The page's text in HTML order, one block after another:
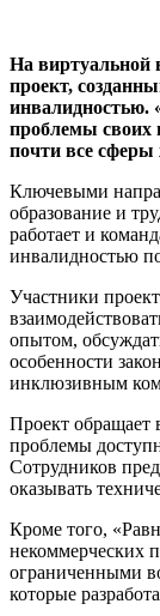
На виртуальной
проект,
инвалидностью.
проблемы своих
почти все
Ключевыми
образование и
работает и
инвалидностью
Участники
опытом,
особенности
инклюзивным
Проект обращает
проблемы
Сотрудников
оказывать
Кроме того,
некоммерческих
ограниченными
которые